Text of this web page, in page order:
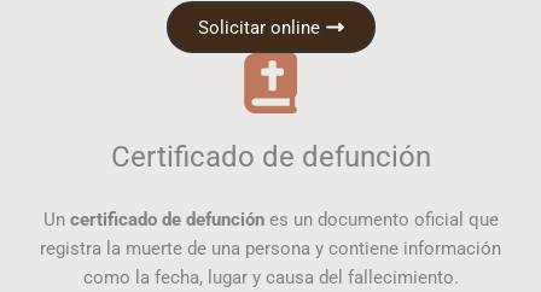
Solicitar online
Certificado de defunción
Un certificado de defunciónes un documento oficial que
registra la muerte de una persona y contiene información
como la fecha, lugar y causa del fallecimiento.